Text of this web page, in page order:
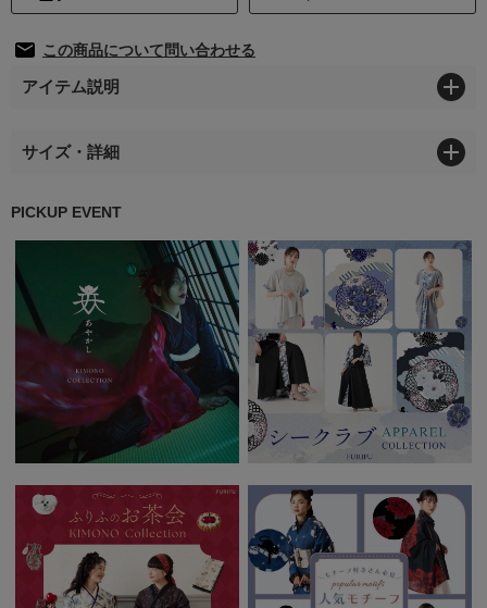
この商品について問い合わせる
アイテム説明
サイズ・詳細
PICKUP EVENT